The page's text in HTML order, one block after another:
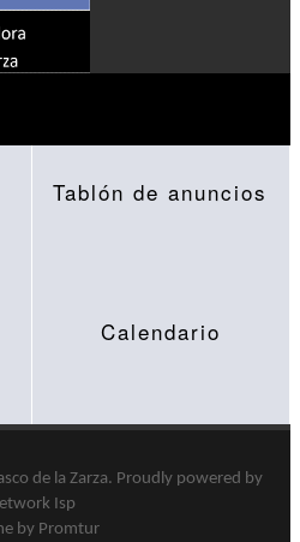
Tablón de anuncios
Calendario
de la Zarza. Proudly powered by
Isp
by Promtur